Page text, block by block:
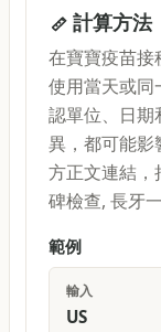
計算方法
在寶寶疫苗接
使用當天或同
認單位、日
異，都可能影
方正文連結，
碑檢查, 長牙
範例
輸入
US